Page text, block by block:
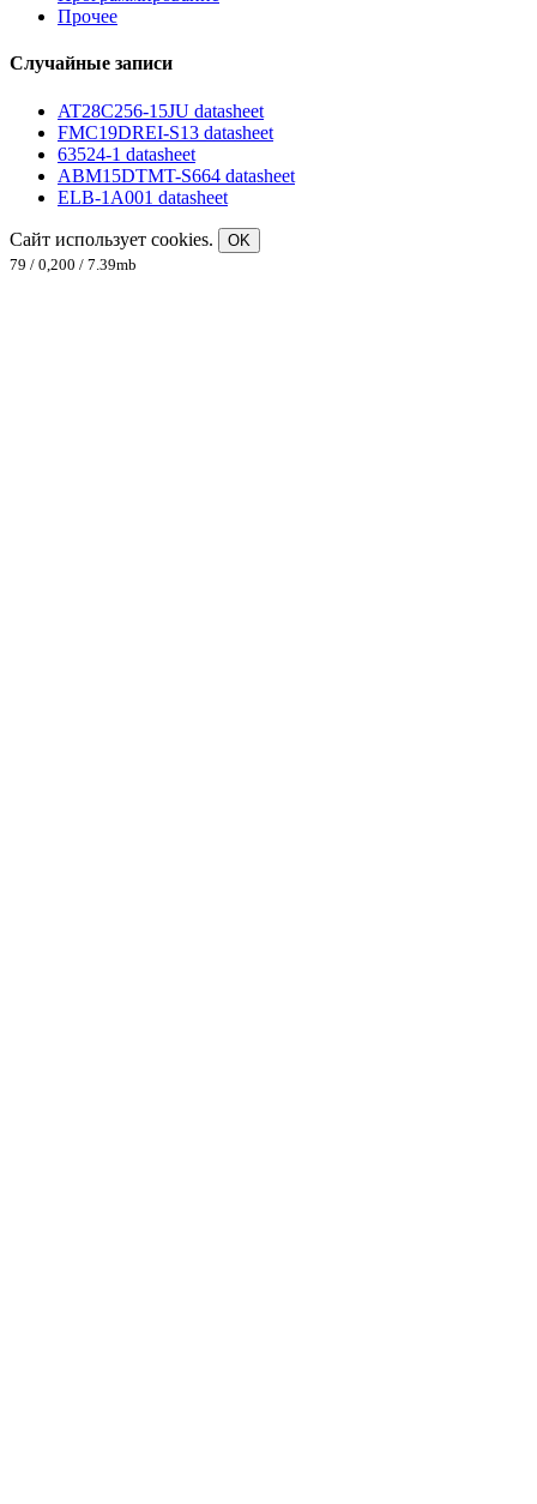
Прочее
Случайные записи
AT28C256-15JU datasheet
FMC19DREI-S13 datasheet
63524-1 datasheet
ABM15DTMT-S664 datasheet
ELB-1A001 datasheet
Сайт использует cookies.
OK
79 / 0,200 / 7.39mb